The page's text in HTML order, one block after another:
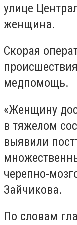
улице
женщина.
Скорая
медпомощь.
«Женщину
в тяжелом
выявили
черепно-
Зайчикова.
По словам